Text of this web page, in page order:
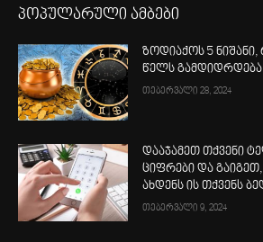
პოპულარული ამბები
ზოდიაქოს 5
წელს გამდიდრდება
თებერვალი 28, 2024
დააჯამეთ თქვენი
ციფრები და
ახდენს ის თქვენს
თებერვალი 9, 2024